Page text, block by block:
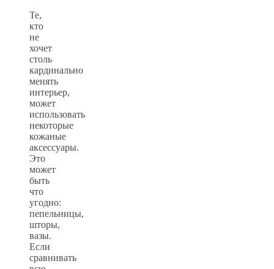
Те,
кто
не
хочет
столь
кардинально
менять
интерьер,
может
использовать
некоторые
кожаные
аксессуары.
Это
может
быть
что
угодно:
пепельницы,
шторы,
вазы.
Если
сравнивать